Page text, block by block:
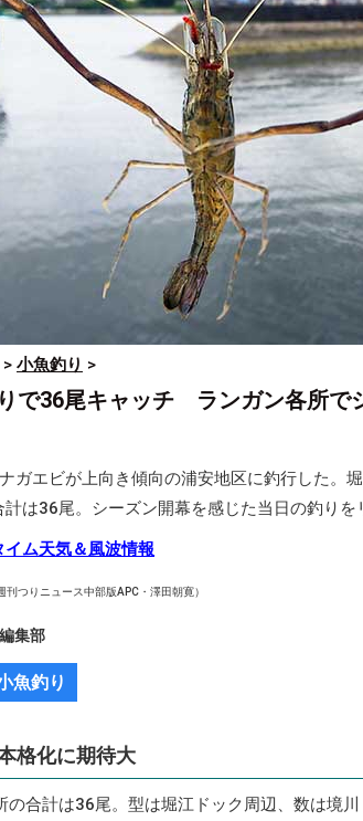
> 小魚釣り >
で36尾キャッチ ランガン各所で
ガエビが上向き傾向の浦安地区に釣行した。
は36尾。シーズン開幕を感じた当日の釣りを
ム天気＆風波情報
刊つりニュース中部版APC・澤田朝寛）
集部
魚釣り
格化に期待大
の合計は36尾。型は堀江ドック周辺、数は境